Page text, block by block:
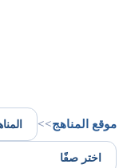
موقع المناهج>>